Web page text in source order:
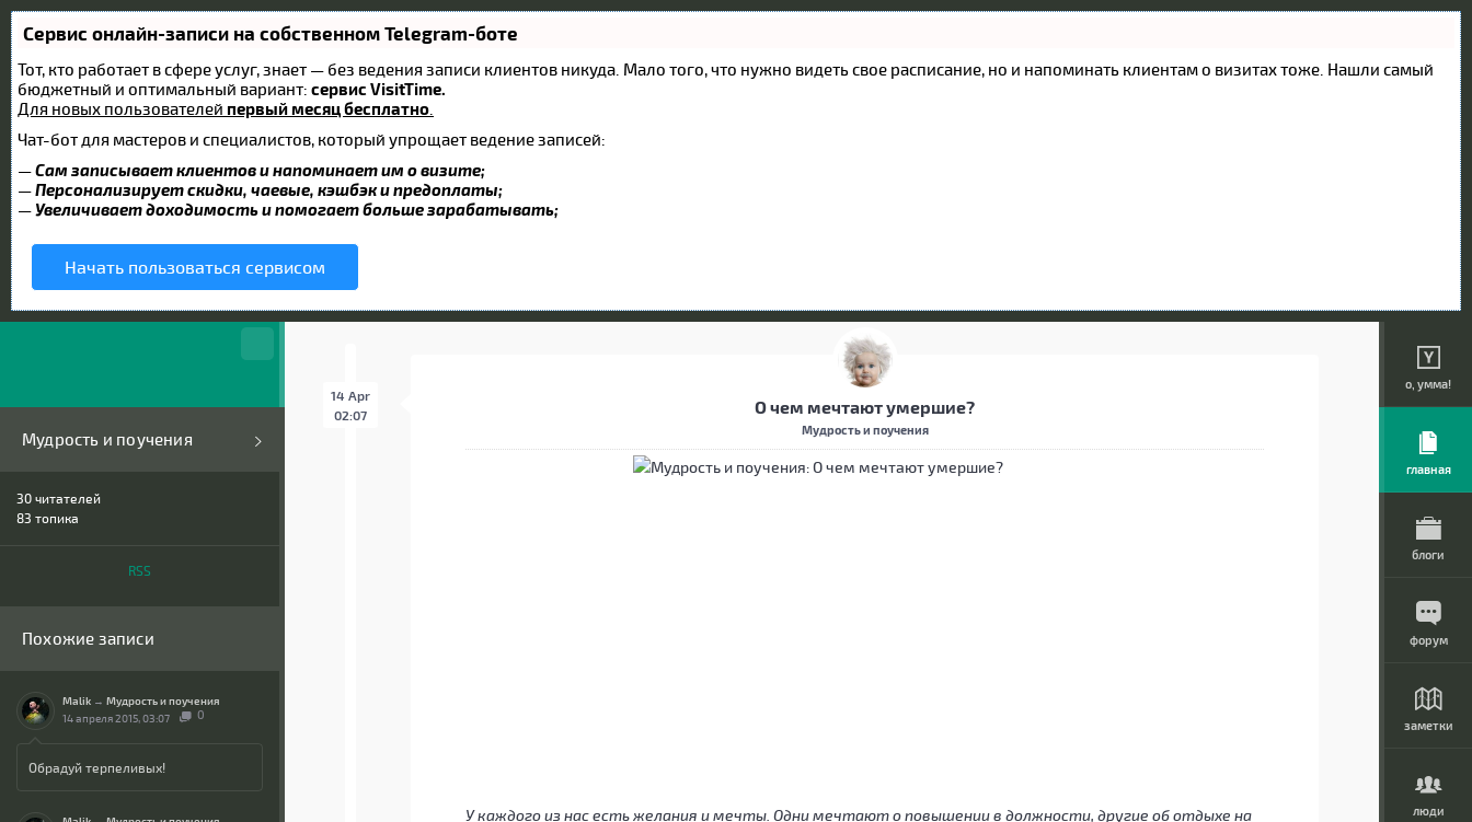
Сервис онлайн-записи на собственном Telegram-боте
Тот, кто работает в сфере услуг, знает — без ведения записи клиентов никуда. Мало того, что нужно видеть свое расписание, но и напоминать клиентам о визитах тоже. Нашли самый
бюджетный и оптимальный вариант: сервис VisitTime.
Для новых пользователей первый месяц бесплатно
Чат-бот для мастеров и специалистов, который упрощает ведение записей:
—Сам записывает клиентов и напоминает им о визите;
—Персонализирует скидки, чаевые, кэшбэк и предоплаты;
— Увеличивает доходимость и помогает больше зарабатывать;
Начать пользоваться сервисом
Мудрость и поучения
30 читателей
83 топика
RSS
Похожие записи
Malik → Мудрость и поучения
14 апреля 2015, 03:07
0
Обрадуй терпеливых!
о, умма!
главная
блоги
форум
заметки
люди
14 Apr
02:07
О чем мечтают умершие?
Мудрость и поучения
У каждого из нас есть желания и мечты. Одни мечтают о повышении в должности, другие об отдыхе на